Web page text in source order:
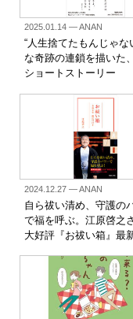
2025.01.14— ANAN
“人生捨てたもんじゃな
な奇跡の連鎖を描いた
ショートストーリー
2024.12.27— ANAN
自ら祓い清め、守護の
で福を呼ぶ。江原啓之
大好評『お祓い箱』最